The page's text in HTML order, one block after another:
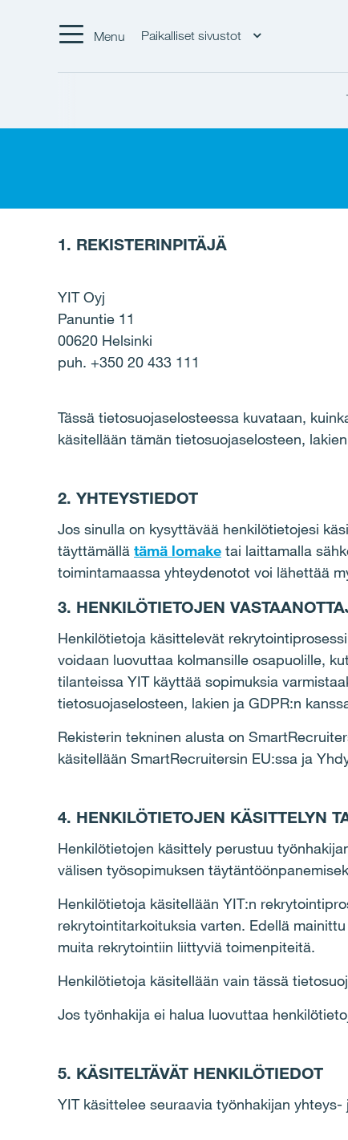
Menu Paikalliset sivustot
1. REKISTERINPITÄJÄ
YIT Oyj
Panuntie 11
00620 Helsinki
puh. +350 20 433 111
Tässä tietosuojaselosteessa kuvataan,
käsitellään tämän tietosuojaselosteen,
2. YHTEYSTIEDOT
Jos sinulla on kysyttävää henkilötietojesi
täyttämällä tämä lomake tai laittamalla
toimintamaassa yhteydenotot voi lähettää
3. HENKILÖTIETOJEN
Henkilötietoja käsittelevät
voidaan luovuttaa kolmansille osapuolille,
tilanteissa YIT käyttää sopimuksia
tietosuojaselosteen, lakien ja GDPR:n
Rekisterin tekninen alusta on
käsitellään SmartRecruitersin EU:ssa ja
4. HENKILÖTIETOJEN KÄSITTELYN
Henkilötietojen käsittely perustuu
välisen työsopimuksen
Henkilötietoja käsitellään YIT:n
rekrytointitarkoituksia varten. Edellä
muita rekrytointiin liittyviä toimenpiteitä.
Henkilötietoja käsitellään vain tässä
Jos työnhakija ei halua luovuttaa
5. KÄSITELTÄVÄT HENKILÖTIEDOT
YIT käsittelee seuraavia työnhakijan